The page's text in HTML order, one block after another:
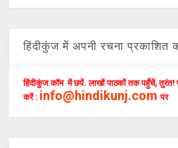
हिंदीकुंज में अपनी रचना प्रकाशित
हिंदीकुंज.कॉम में छपें. लाखों पाठकों तक पहुँचें, तुरंत!
करें : info@hindikunj.com पर